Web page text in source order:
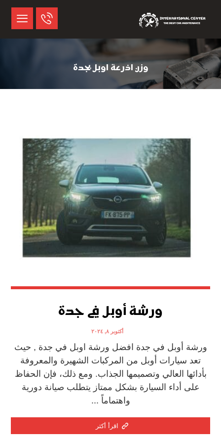
وزن اذرعة اوبل بجدة
ورشة أوبل في جدة
أكتوبر ٨, ٢٠٢٤
ورشة أوبل في جدة افضل ورشة اوبل في جدة , حيث
تعد سيارات أوبل من المركبات الشهيرة والمعروفة
بأدائها العالي وتصميمها الجذاب. ومع ذلك، فإن الحفاظ
على أداء السيارة بشكل ممتاز يتطلب صيانة دورية
واهتماماً ...
اقرأ أكثر